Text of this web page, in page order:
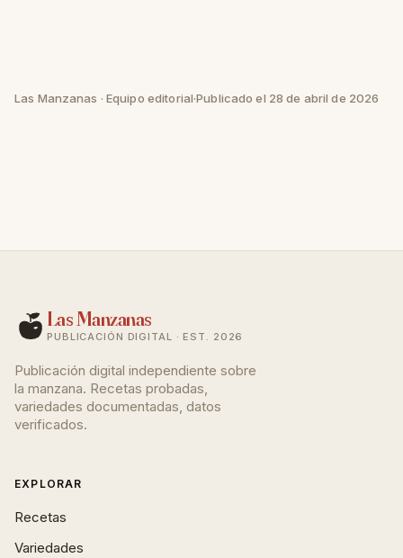
Las Manzanas · Equipo editorial·Publicado el 28 de abril de 2026
Las Manzanas
PUBLICACIÓN DIGITAL · EST. 2026
Publicación digital independiente sobre
la manzana. Recetas probadas,
variedades documentadas, datos
verificados.
EXPLORAR
Recetas
Variedades